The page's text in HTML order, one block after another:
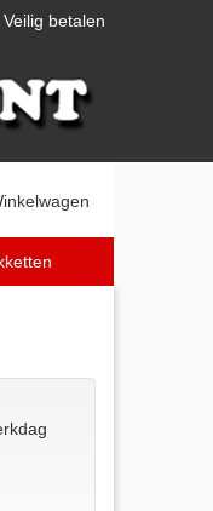
Veilig betalen